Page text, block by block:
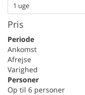
1 uge
Pris
Periode
Ankomst
Afrejse
Varighed
Personer
Op til 6 personer